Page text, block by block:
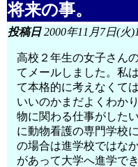
将来の事。
投稿日2000年11月7日(火
高校２年生の女子さん
てメールしました。私
て本格的に考えなくて
いいのかまだよくわか
物に関わる仕事がした
に動物看護の専門学校
の場合は進学校ではな
があって大学へ進学で